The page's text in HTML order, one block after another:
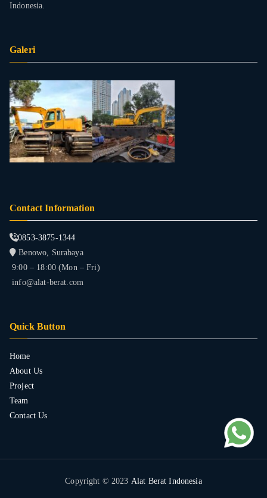
Indonesia.
Galeri
Contact Information
0853-3875-1344
Benowo, Surabaya
9:00 – 18:00 (Mon – Fri)
info@alat-berat.com
Quick Button
Home
About Us
Project
Team
Contact Us
Copyright © 2023 Alat Berat Indonesia